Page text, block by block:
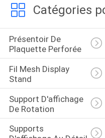
Catégories
Présentoir De
Plaquette Perforée
Fil Mesh Display
Stand
Support D'affichage
De Rotation
Supports